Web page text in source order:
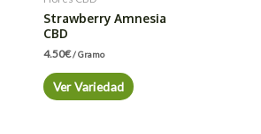
Strawberry Amnesia
CBD
4.50€/ Gramo
Ver Variedad